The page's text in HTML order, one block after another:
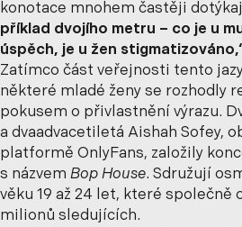
konotace mnohem častěji
příklad dvojího metru – co je u
úspěch, je u žen
Zatímco část veřejnosti tento
některé mladé ženy se rozhodly
pokusem o přivlastnění výrazu.
a dvaadvacetiletá Aishah Sofey,
platformě OnlyFans, založily
s názvem Bop House. Sdružují
věku 19 až 24 let, které společně
milionů sledujících.